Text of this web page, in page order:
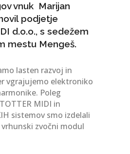
vnuk Marijan
podjetje
d.o.o., s sedežem
mestu Mengeš.
lasten razvoj in
vgrajujemo elektroniko
Poleg
MIDI in
sistemov smo izdelali
zvočni modul